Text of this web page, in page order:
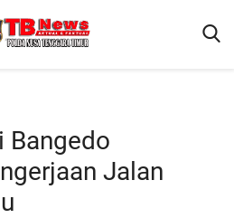
Bangedo
Jalan